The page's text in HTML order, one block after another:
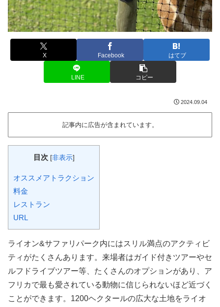
X Facebook はてブ
LINE コピー
2024.09.04
記事内に広告が含まれています。
目次 [非表示]
オススメアトラクション
料金
レストラン
URL
ライオン&サファリパーク内にはスリル満点のアクティビ
ティがたくさんあります。来場者はガイド付きツアーやセ
ルフドライブツアー等、たくさんのオプションがあり、ア
フリカで最も愛されている動物に信じられないほど近づく
ことができます。1200ヘクタールの広大な土地をライオ